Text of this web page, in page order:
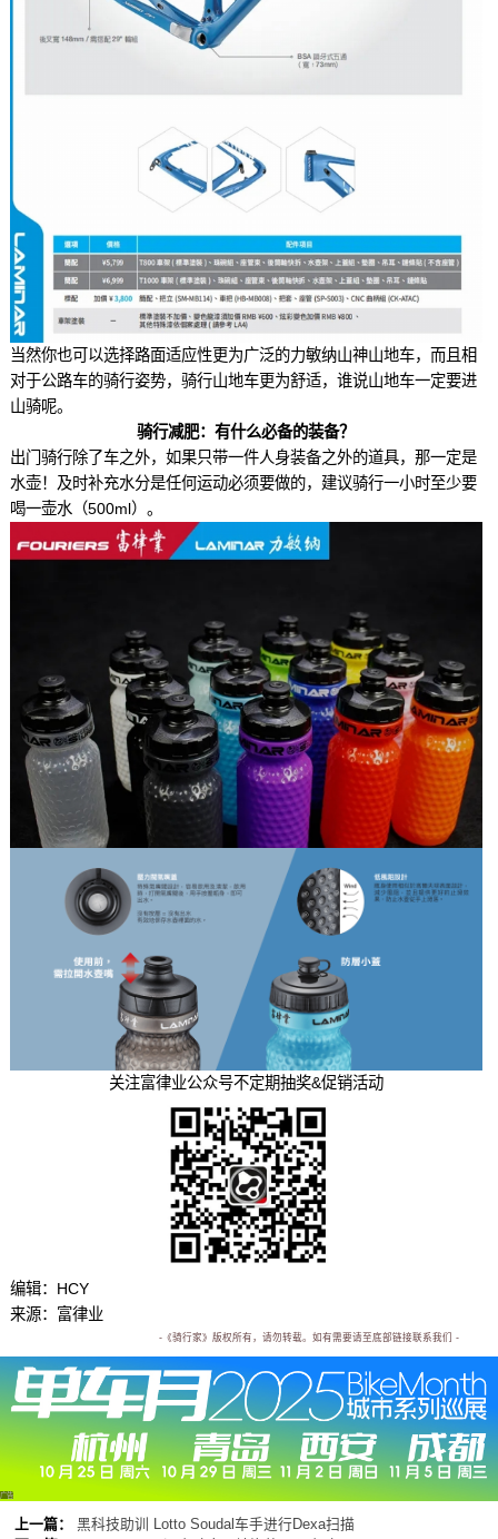
当然你也可以选择路面适应性更为广泛的力敏纳山神山地车，而且相
对于公路车的骑行姿势，骑行山地车更为舒适，谁说山地车一定要进
山骑呢。
骑行减肥：有什么必备的装备？
出门骑行除了车之外，如果只带一件人身装备之外的道具，那一定是
水壶！及时补充水分是任何运动必须要做的，建议骑行一小时至少要
喝一壶水（500ml）。
关注富律业公众号不定期抽奖&促销活动
编辑：HCY
来源：富律业
-《骑行家》版权所有，请勿转载。如有需要请至底部链接联系我们 -
广告
上一篇：
黑科技助训 Lotto Soudal车手进行Dexa扫描